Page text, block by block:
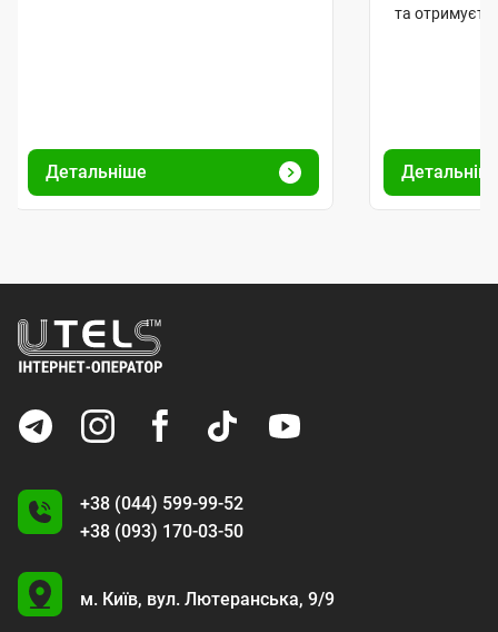
Детальніше
та
+38 (044) 599-99-52
+38 (093) 170-03-50
U
м. Київ, вул. Лютеранська, 9/9